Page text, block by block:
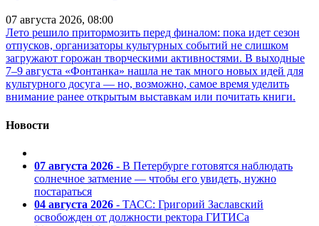
07 августа 2026, 08:00
Лето решило притормозить перед финалом: пока идет сезон
отпусков, организаторы культурных событий не слишком
загружают горожан творческими активностями. В выходные
7–9 августа «Фонтанка» нашла не так много новых идей для
культурного досуга — но, возможно, самое время уделить
внимание ранее открытым выставкам или почитать книги.
Новости
07 августа 2026 - В Петербурге готовятся наблюдать
солнечное затмение — чтобы его увидеть, нужно
постараться
04 августа 2026 - ТАСС: Григорий Заславский
освобожден от должности ректора ГИТИСа